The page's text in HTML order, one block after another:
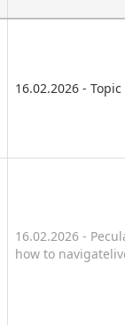
16.02.2026 - Topic
16.02.2026 -
how to